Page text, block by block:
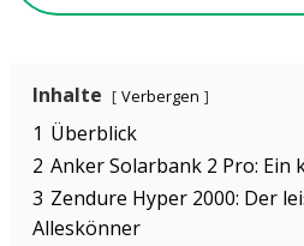
Inhalte Verbergen
1 Überblick
2 Anker Solarbank 2 Pro:
3 Zendure Hyper 2000: Der
Alleskönner